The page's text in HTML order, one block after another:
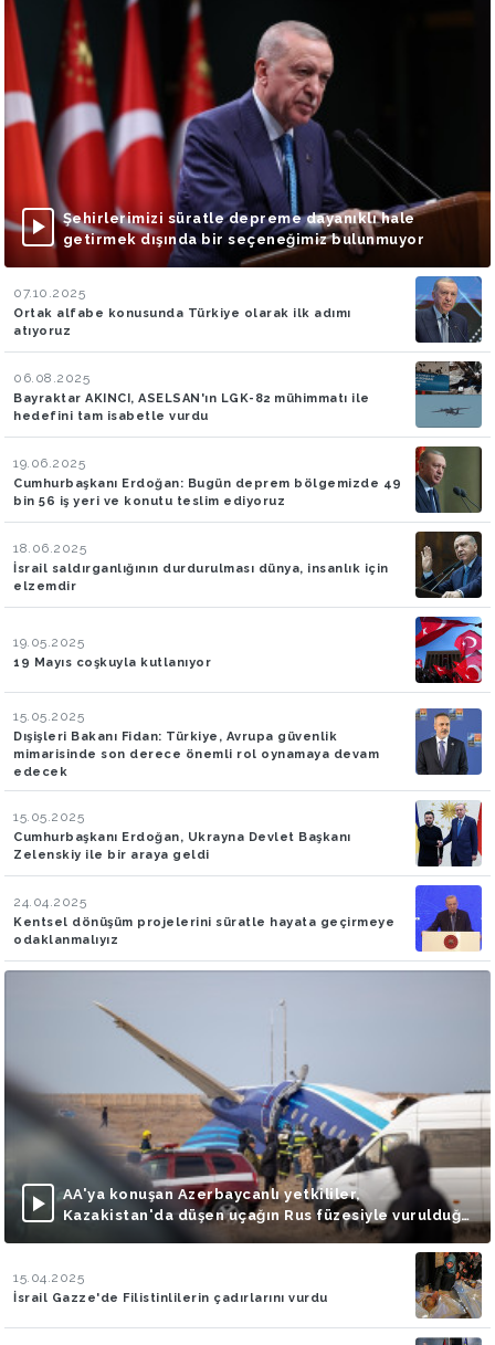
Şehirlerimizi süratle depreme dayanıklı hale
getirmek dışında bir seçeneğimiz bulunmuyor
07.10.2025
Ortak alfabe konusunda Türkiye olarak ilk adımı
atıyoruz
06.08.2025
Bayraktar AKINCI, ASELSAN'ın LGK-82 mühimmatı ile
hedefini tam isabetle vurdu
19.06.2025
Cumhurbaşkanı Erdoğan: Bugün deprem bölgemizde 49
bin 56 iş yeri ve konutu teslim ediyoruz
18.06.2025
İsrail saldırganlığının durdurulması dünya, insanlık için
elzemdir
19.05.2025
19 Mayıs coşkuyla kutlanıyor
15.05.2025
Dışişleri Bakanı Fidan: Türkiye, Avrupa güvenlik
mimarisinde son derece önemli rol oynamaya devam
edecek
15.05.2025
Cumhurbaşkanı Erdoğan, Ukrayna Devlet Başkanı
Zelenskiy ile bir araya geldi
24.04.2025
Kentsel dönüşüm projelerini süratle hayata geçirmeye
odaklanmalıyız
AA'ya konuşan Azerbaycanlı yetkililer,
Kazakistan'da düşen uçağın Rus füzesiyle vurulduğu
iddialarını doğruladı
15.04.2025
İsrail Gazze'de Filistinlilerin çadırlarını vurdu